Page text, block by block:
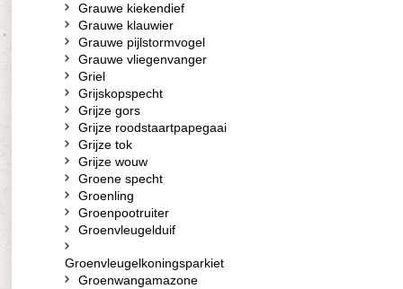
Grauwe kiekendief
Grauwe klauwier
Grauwe pijlstormvogel
Grauwe vliegenvanger
Griel
Grijskopspecht
Grijze gors
Grijze roodstaartpapegaai
Grijze tok
Grijze wouw
Groene specht
Groenling
Groenpootruiter
Groenvleugelduif
Groenvleugelkoningsparkiet
Groenwangamazone